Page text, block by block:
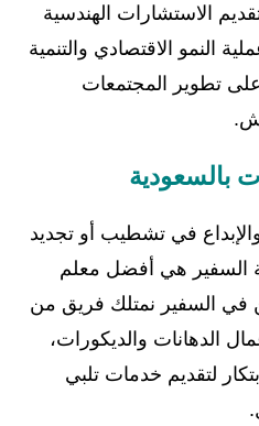
الاستشارات الهندسية
النمو الاقتصادي والتنمية
تطوير المجتمعات
بالسعودية
في تشطيب أو تجديد
السفير هي أفضل معلم
في السفير نمتلك فريق من
الدهانات والديكورات،
لتقديم خدمات تلبي